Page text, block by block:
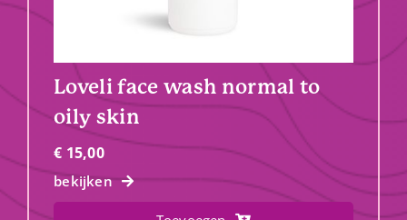
Loveli face wash normal to
oily skin
€ 15,00
bekijken